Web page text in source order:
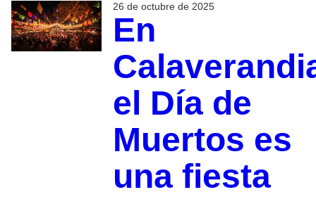
26 de octubre de 2025
En
el Día de
Muertos es
una fiesta